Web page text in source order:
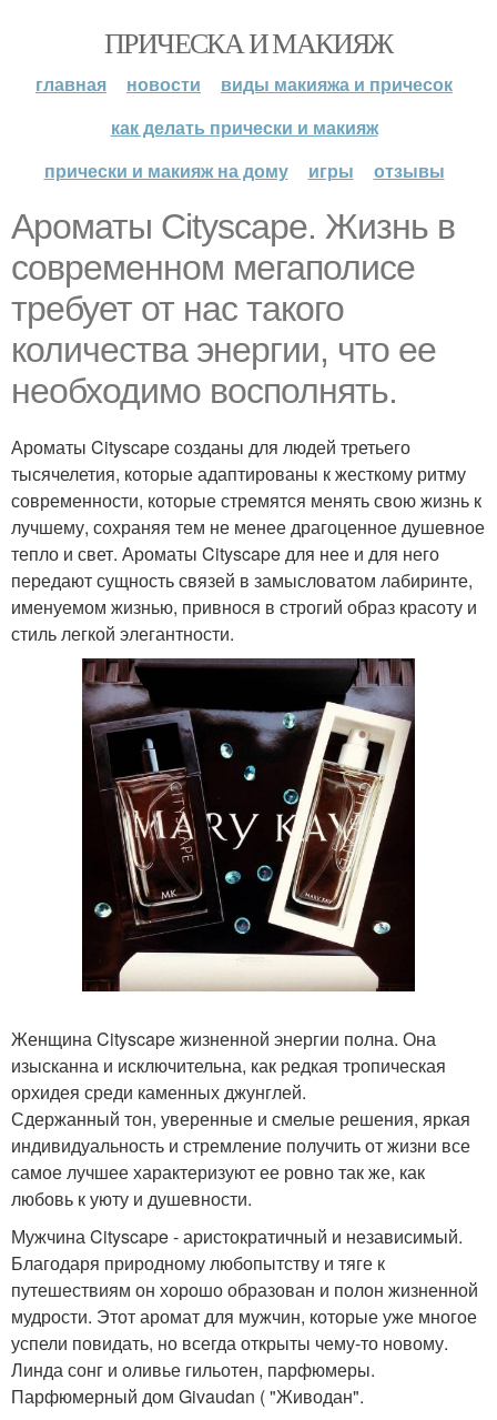
ПРИЧЕСКА И МАКИЯЖ
главная новости
виды макияжа и причесок
как делать прически и макияж
прически и макияж на дому
игры отзывы
Ароматы Cityscape. Жизнь в
современном мегаполисе
требует от нас такого
количества энергии, что ее
необходимо восполнять.
Ароматы Cityscape созданы для людей третьего
тысячелетия, которые адаптированы к жесткому ритму
современности, которые стремятся менять свою жизнь к
лучшему, сохраняя тем не менее драгоценное душевное
тепло и свет. Ароматы Cityscape для нее и для него
передают сущность связей в замысловатом лабиринте,
именуемом жизнью, привнося в строгий образ красоту и
стиль легкой элегантности.
Женщина Cityscape жизненной энергии полна. Она
изысканна и исключительна, как редкая тропическая
орхидея среди каменных джунглей.
Сдержанный тон, уверенные и смелые решения, яркая
индивидуальность и стремление получить от жизни все
самое лучшее характеризуют ее ровно так же, как
любовь к уюту и душевности.
Мужчина Cityscape - аристократичный и независимый.
Благодаря природному любопытству и тяге к
путешествиям он хорошо образован и полон жизненной
мудрости. Этот аромат для мужчин, которые уже многое
успели повидать, но всегда открыты чему-то новому.
Линда сонг и оливье гильотен, парфюмеры.
Парфюмерный дом Givaudan ( "Живодан".